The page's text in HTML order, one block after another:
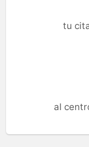
tu
al